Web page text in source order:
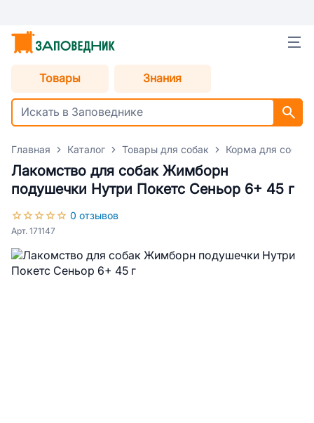
Товары Знания
Главная Каталог Товары для собак Корма для собак
Лакомство для собак Жимборн
подушечки Нутри Покетс Сеньор 6+ 45 г
0 отзывов
Арт. 171147